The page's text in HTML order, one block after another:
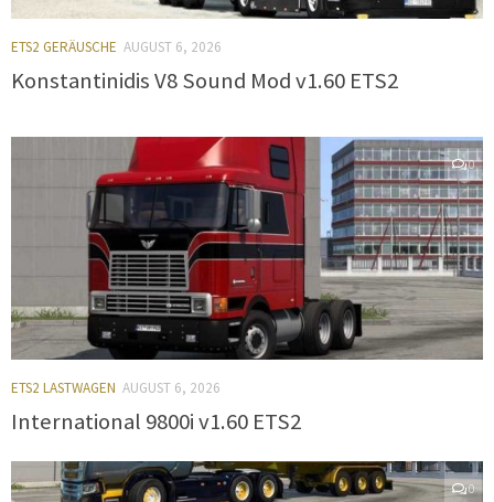
ETS2 GERÄUSCHE AUGUST 6, 2026
Konstantinidis V8 Sound Mod v1.60 ETS2
0
ETS2 LASTWAGEN AUGUST 6, 2026
International 9800i v1.60 ETS2
0